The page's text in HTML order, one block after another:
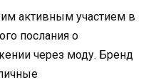
активным участием в
послания о
через моду. Бренд